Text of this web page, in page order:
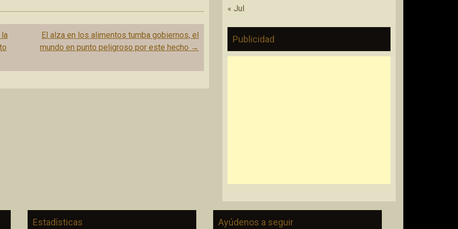
El alza en los alimentos tumba gobiernos, el
mundo en punto peligroso por este hecho →
« Jul
Publicidad
Estadísticas Ayúdenos a seguir